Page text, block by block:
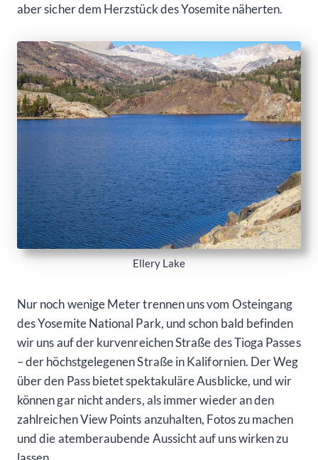
aber sicher dem Herzstück des Yosemite näherten.
Ellery Lake
Nur noch wenige Meter trennen uns vom Osteingang
des Yosemite National Park, und schon bald befinden
wir uns auf der kurvenreichen Straße des Tioga Passes
– der höchstgelegenen Straße in Kalifornien. Der Weg
über den Pass bietet spektakuläre Ausblicke, und wir
können gar nicht anders, als immer wieder an den
zahlreichen View Points anzuhalten, Fotos zu machen
und die atemberaubende Aussicht auf uns wirken zu